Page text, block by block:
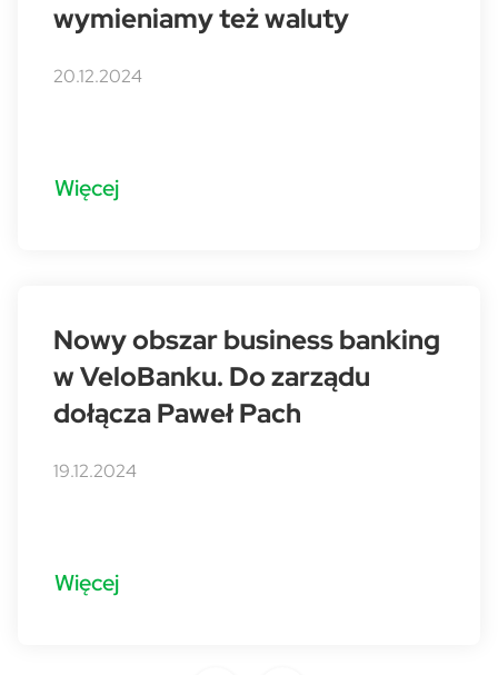
wymieniamy też waluty
20.12.2024
Więcej
Nowy obszar business banking
w VeloBanku. Do zarządu
dołącza Paweł Pach
19.12.2024
Więcej